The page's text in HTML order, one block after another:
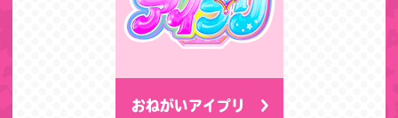
おねがいアイプリ